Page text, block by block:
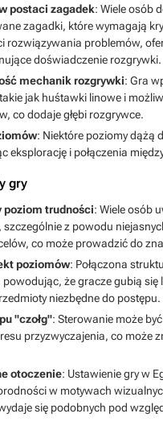
oraz odnalezienie wszystkich
się najdłuższą i najbardziej
a gra jest wymagająca jak
łamigłówek, a projekty
sa bardzo mroczne. Pomaga
w grobowcach i
pierwszych Tomb Raiderów,
sensie Last Revelation nie
sekretów w czwórce jest
w trójce :)Gameplay. Lara
które wzbogacają rozgrywkę, a
w poprzednikach z kilkoma
uwagę. Mamy nowe menu,
Gracz musi łączyć
a także może umieścić
niektórych broniach takich jak
i dalekie celowanie, a
części ciała. Lornetka
aby dostrzec odległe
poruszania się po
oraz możliwość wspinania się i
które w przeciwnym
Lara może wspinać się po
niż kiedykolwiek wcześniej
trawą. Huśtanie się na linie to
skoków Lary z liny na linę
postaci zagadek: Wiele osób
zagadki, które wymagają
rozwiązywania problemów,
doświadczenie rozgrywki.
mechanik rozgrywki: Gra
jak huśtawki linowe i
co dodaje głębi rozgrywce.
: Niektóre poziomy dążą
eksplorację i połączenia
gry
poziom trudności: Wiele osób
szczególnie z powodu
co może prowadzić do
poziomów: Połączona
powodując, że gracze gubią się
niezbędne do postępu.
"czołg": Sterowanie może
przyzwyczajenia, co może
otoczenie: Ustawienie gry w
w motywach
się podobnych pod